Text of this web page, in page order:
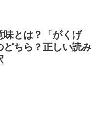
味とは？「がくげ
どちら？正しい読み